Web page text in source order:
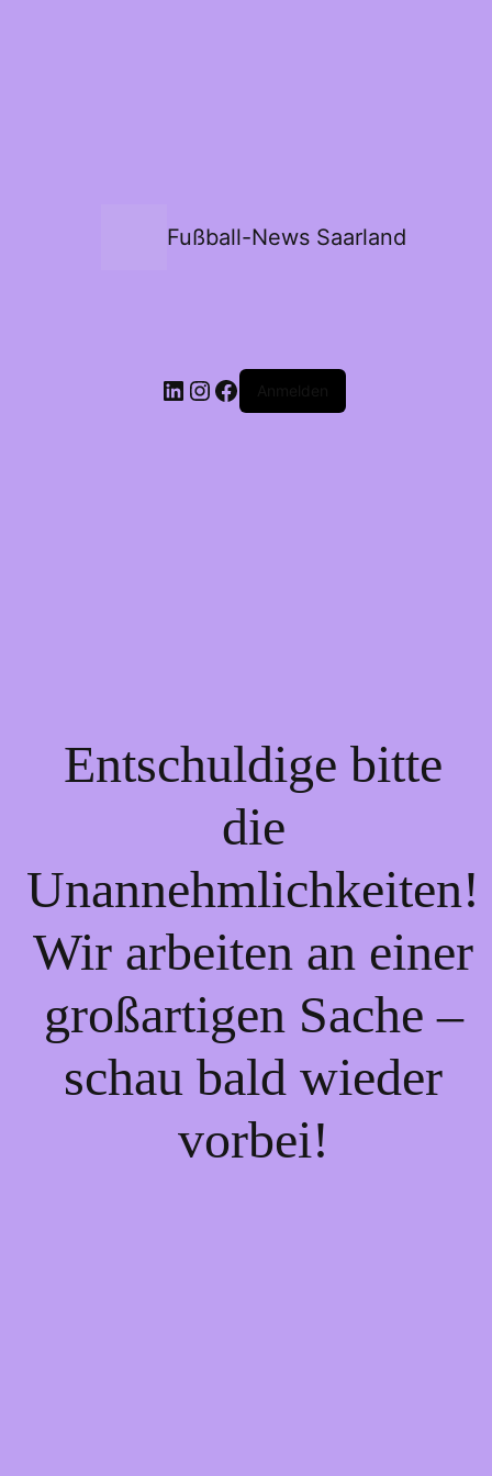
Fußball-News Saarland
Entschuldige bitte
die
Unannehmlichkeiten!
Wir arbeiten an einer
großartigen Sache –
schau bald wieder
vorbei!